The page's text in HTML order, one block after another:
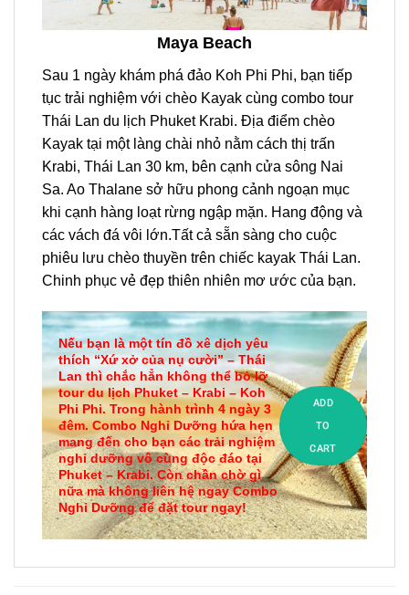
Maya Beach
Sau 1 ngày khám phá đảo Koh Phi Phi, bạn tiếp
tục trải nghiệm với chèo Kayak cùng combo tour
Thái Lan du lịch Phuket Krabi. Địa điểm chèo
Kayak tại một làng chài nhỏ nằm cách thị trấn
Krabi, Thái Lan 30 km, bên cạnh cửa sông Nai
Sa. Ao Thalane sở hữu phong cảnh ngoạn mục
khi cạnh hàng loạt rừng ngập mặn. Hang động và
các vách đá vôi lớn.Tất cả sẵn sàng cho cuộc
phiêu lưu chèo thuyền trên chiếc kayak Thái Lan.
Chinh phục vẻ đẹp thiên nhiên mơ ước của bạn.
Nếu bạn là một tín đồ xê dịch yêu
thích “Xứ xở của nụ cười” – Thái
Lan thì chắc hẳn không thể bỏ lỡ
tour du lịch Phuket – Krabi – Koh
Phi Phi. Trong hành trình 4 ngày 3
đêm. Combo Nghỉ Dưỡng hứa hẹn
mang đến cho bạn các trải nghiệm
nghỉ dưỡng vô cùng độc đáo tại
Phuket – Krabi. Còn chần chờ gì
nữa mà không liên hệ ngay Combo
Nghỉ Dưỡng để đặt tour ngay!
ADD
TO
CART